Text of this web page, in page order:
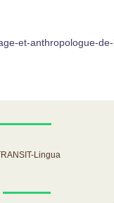
et-anthropologue-
Lingua